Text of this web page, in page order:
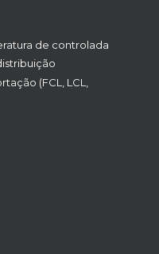
de controlada
(FCL, LCL,